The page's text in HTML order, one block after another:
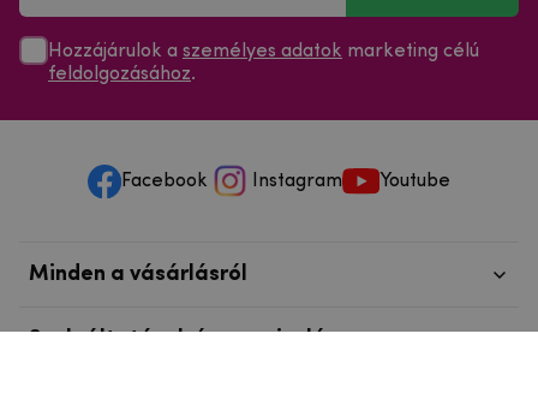
Hozzájárulok a személyes adatok marketing célú
feldolgozásához.
Facebook Instagram Youtube
Minden a vásárlásról